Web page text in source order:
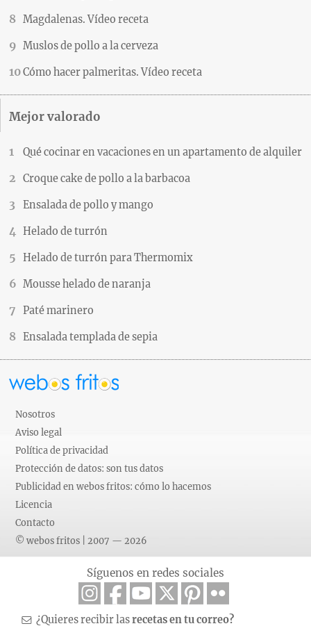
Magdalenas. Vídeo receta
Muslos de pollo a la cerveza
Cómo hacer palmeritas. Vídeo receta
Mejor valorado
Qué cocinar en vacaciones en un apartamento de alquiler
Croque cake de pollo a la barbacoa
Ensalada de pollo y mango
Helado de turrón
Helado de turrón para Thermomix
Mousse helado de naranja
Paté marinero
Ensalada templada de sepia
Nosotros
Aviso legal
Política de privacidad
Protección de datos: son tus datos
Publicidad en webos fritos: cómo lo hacemos
Licencia
Contacto
© webos fritos | 2007 — 2026
Síguenos en redes sociales
¿Quieres recibir lasrecetas en tu correo?